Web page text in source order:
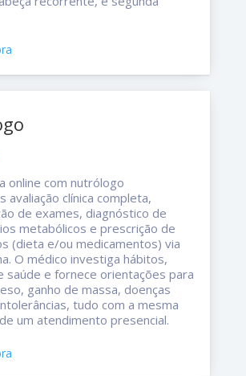
online com nutrólogo
avaliação clínica completa,
de exames, diagnóstico de
metabólicos e prescrição de
(dieta e/ou medicamentos) via
O médico investiga hábitos,
saúde e fornece orientações para
ganho de massa, doenças
tudo com a mesma
um atendimento presencial.